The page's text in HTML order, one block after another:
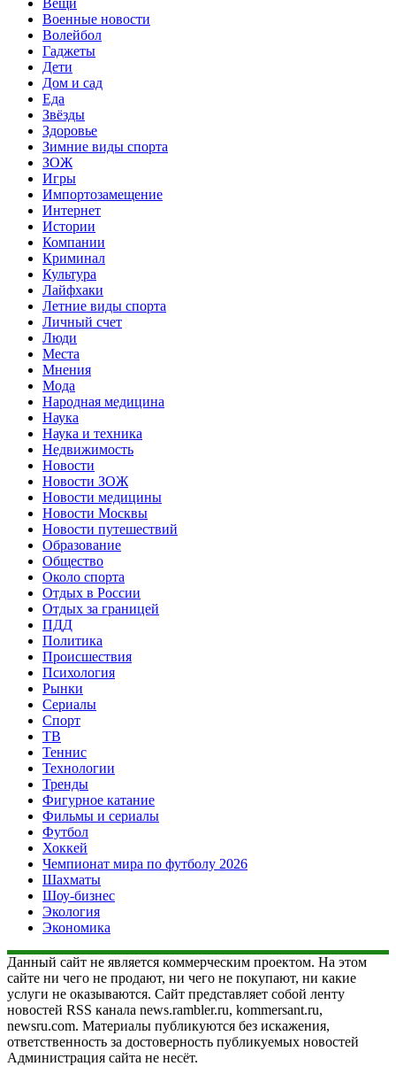
Военные новости
Волейбол
Гаджеты
Дети
Дом и сад
Еда
Звёзды
Здоровье
Зимние виды спорта
ЗОЖ
Игры
Импортозамещение
Интернет
Истории
Компании
Криминал
Культура
Лайфхаки
Летние виды спорта
Личный счет
Люди
Места
Мнения
Мода
Народная медицина
Наука
Наука и техника
Недвижимость
Новости
Новости ЗОЖ
Новости медицины
Новости Москвы
Новости путешествий
Образование
Общество
Около спорта
Отдых в России
Отдых за границей
ПДД
Политика
Происшествия
Психология
Рынки
Сериалы
Спорт
ТВ
Теннис
Технологии
Тренды
Фигурное катание
Фильмы и сериалы
Футбол
Хоккей
Чемпионат мира по футболу 2026
Шахматы
Шоу-бизнес
Экология
Экономика
Данный сайт не является коммерческим проектом. На этом
сайте ни чего не продают, ни чего не покупают, ни какие
услуги не оказываются. Сайт представляет собой ленту
новостей RSS канала news.rambler.ru, kommersant.ru,
newsru.com. Материалы публикуются без искажения,
ответственность за достоверность публикуемых новостей
Администрация сайта не несёт.